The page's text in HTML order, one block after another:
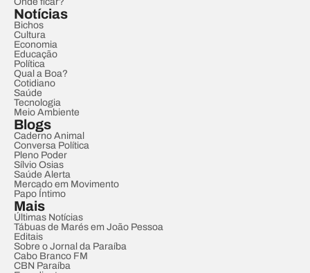
Notícias
Bichos
Cultura
Economia
Educação
Política
Qual a Boa?
Cotidiano
Saúde
Tecnologia
Meio Ambiente
Blogs
Caderno Animal
Conversa Política
Pleno Poder
Sílvio Osias
Saúde Alerta
Mercado em Movimento
Papo Íntimo
Mais
Últimas Notícias
Tábuas de Marés em João Pessoa
Editais
Sobre o Jornal da Paraíba
Cabo Branco FM
CBN Paraíba